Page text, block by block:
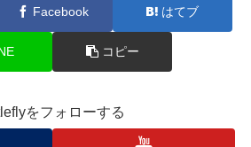
Facebook はてブ
コピー
をフォローする